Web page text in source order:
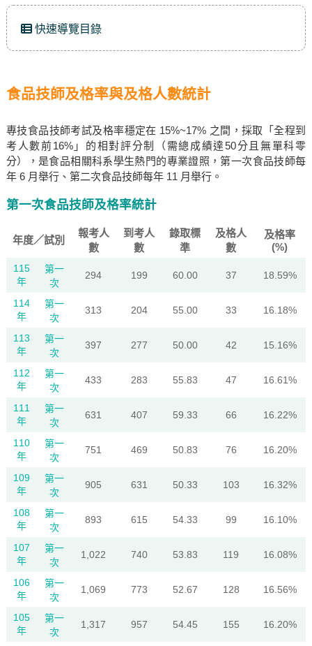
快速導覽目錄
食品技師及格率與及格人數統計
專技食品技師考試及格率穩定在 15%~17% 之間，採取「全程到
考人數前16%」的相對評分制（需總成績達50分且無單科零
分），是食品相關科系學生熱門的專業證照，第一次食品技師每
年 6 月舉行、第二次食品技師每年 11 月舉行。
第一次食品技師及格率統計
年度／試別
報考人
數
到考人
數
錄取標
準
及格人
數
及格率
(%)
115
年
第一
次
294 199 60.00 37 18.59%
114
年
第一
次
313 204 55.00 33 16.18%
113
年
第一
次
397 277 50.00 42 15.16%
112
年
第一
次
433 283 55.83 47 16.61%
111
年
第一
次
631 407 59.33 66 16.22%
110
年
第一
次
751 469 50.83 76 16.20%
109
年
第一
次
905 631 50.33 103 16.32%
108
年
第一
次
893 615 54.33 99 16.10%
107
年
第一
次
1,022 740 53.83 119 16.08%
106
年
第一
次
1,069 773 52.67 128 16.56%
105
年
第一
次
1,317 957 54.45 155 16.20%